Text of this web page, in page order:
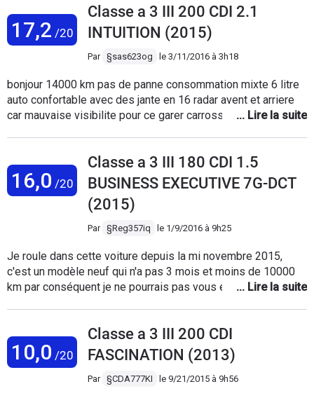
17,2 /20
Classe a 3 III 200 CDI 2.1
INTUITION (2015)
Par §sas623og le 3/11/2016 à 3h18
bonjour 14000 km pas de panne consommation mixte 6 litre
auto confortable avec des jante en 16 radar avent et arriere
car mauvaise visibilite pour ce garer carrosserie tres
un grand plaisir cette voiture!
16,0 /20
Classe a 3 III 180 CDI 1.5
BUSINESS EXECUTIVE 7G-DCT
(2015)
Par §Reg357iq le 1/9/2016 à 9h25
Je roule dans cette voiture depuis la mi novembre 2015,
c'est un modèle neuf qui n'a pas 3 mois et moins de 10000
km par conséquent je ne pourrais pas vous éclairer à ce jour
de bord cuir, toit ouvrant panoramique, jantes de 18 pouces,
bouclier AMG, calandre diamants, caméra de recul couleur,
GPS 3D....) que d'équipements me direz vous. là dessu je
donnerai un 19/20. La voiture est incontestablement
10,0 /20
Classe a 3 III 200 CDI
FASCINATION (2013)
Par §CDA777KI le 9/21/2015 à 9h56